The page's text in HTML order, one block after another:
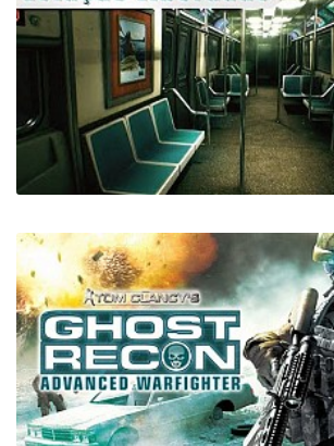
Surviving the Aftermath
Estacao Liberdade